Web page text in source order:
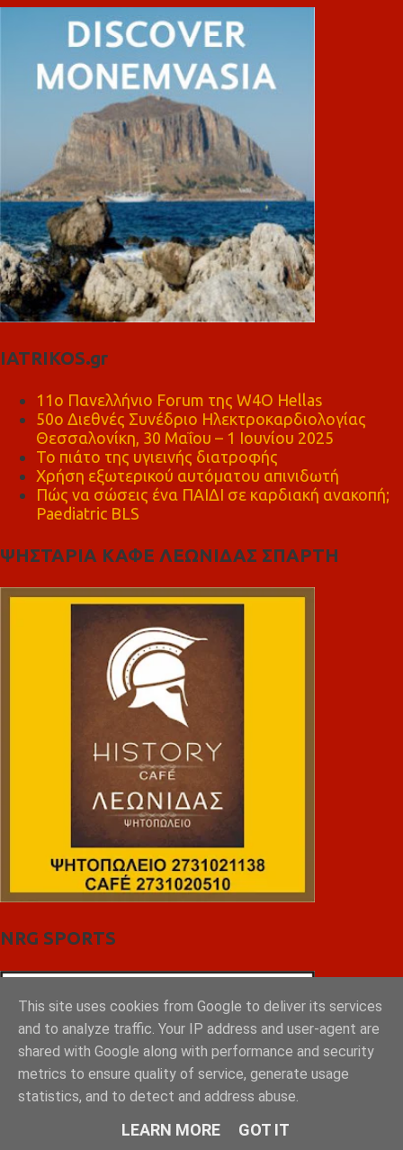
IATRIKOS.gr
11ο Πανελλήνιο Forum της W4O Hellas
50ο Διεθνές Συνέδριο Ηλεκτροκαρδιολογίας
Θεσσαλονίκη, 30 Μαΐου – 1 Ιουνίου 2025
Το πιάτο της υγιεινής διατροφής
Χρήση εξωτερικού αυτόματου απινιδωτή
Πώς να σώσεις ένα ΠΑΙΔΙ σε καρδιακή ανακοπή;
Paediatric BLS
ΨΗΣΤΑΡΙΑ ΚΑΦΕ ΛΕΩΝΙΔΑΣ ΣΠΑΡΤΗ
NRG SPORTS
This site uses cookies from Google to deliver its services
and to analyze traffic. Your IP address and user-agent are
shared with Google along with performance and security
metrics to ensure quality of service, generate usage
statistics, and to detect and address abuse.
LEARN MORE GOT IT